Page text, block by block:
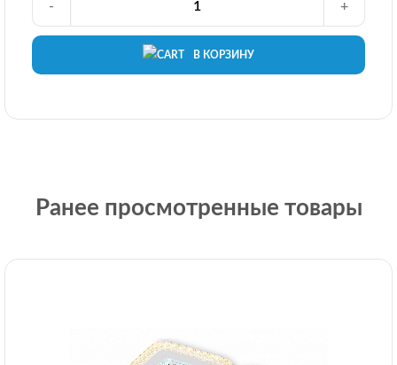
В КОРЗИНУ
- +
Ранее просмотренные товары